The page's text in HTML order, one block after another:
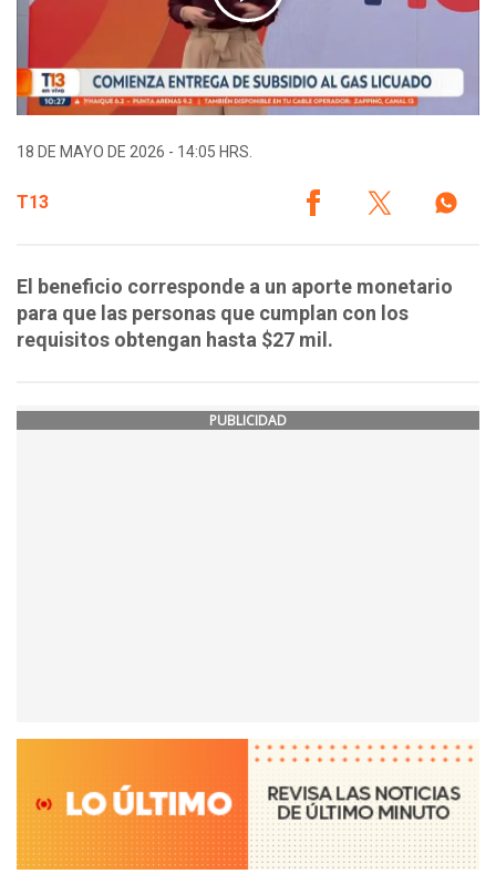
18 DE MAYO DE 2026 - 14:05 HRS.
T13
El beneficio corresponde a un aporte monetario
para que las personas que cumplan con los
requisitos obtengan hasta $27 mil.
PUBLICIDAD